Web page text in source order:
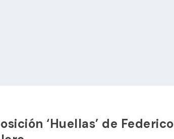
‘Huellas’ de Federico